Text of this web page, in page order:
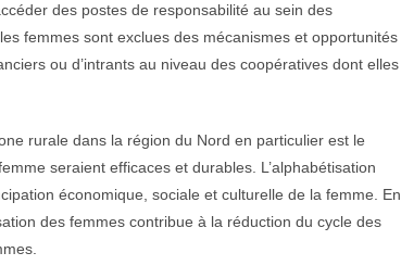
des postes de responsabilité au sein des
femmes sont exclues des mécanismes et opportunités
ou d’intrants au niveau des coopératives dont elles
rurale dans la région du Nord en particulier est le
seraient efficaces et durables. L’alphabétisation
économique, sociale et culturelle de la femme. En
des femmes contribue à la réduction du cycle des